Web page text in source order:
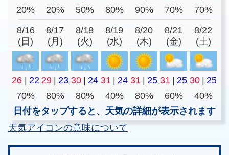
20%
20% 50% 80% 90% 70% 70%
8/16
(日)
8/17
(月)
8/18
(火)
8/19
(水)
8/20
(木)
8/21
(金)
8/22
(土)
26 | 22 29 | 23 30 | 24 31 | 24 31 | 25 31 | 25 30 | 25
70%
80% 80% 40% 80% 60%
40%
日付をタップすると、天気の詳細が表示されます
天気アイコンの意味について